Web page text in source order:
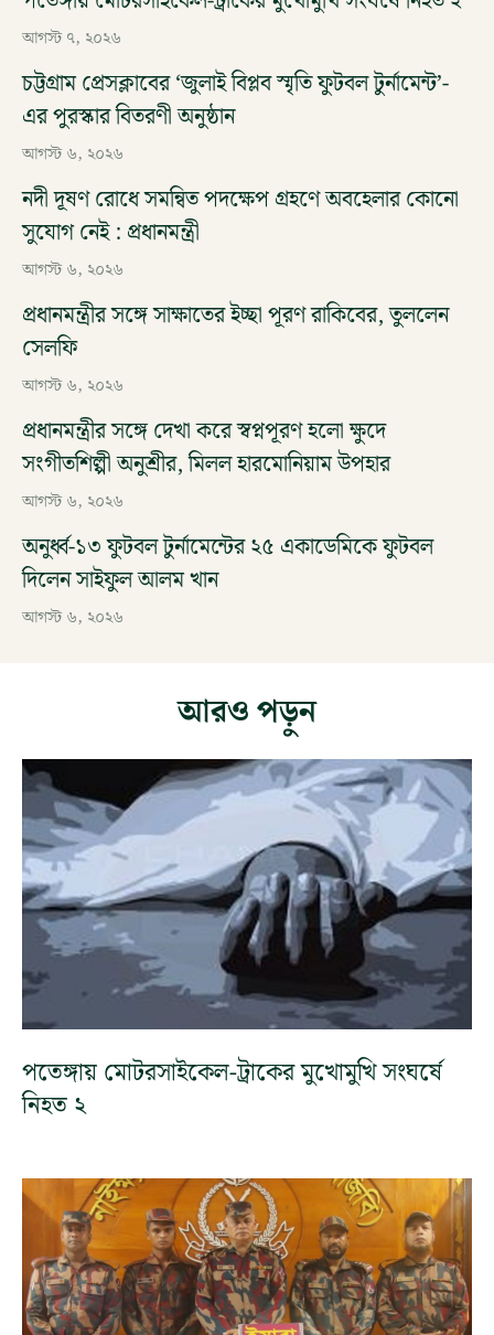
আগস্ট ৭, ২০২৬
চট্টগ্রাম প্রেসক্লাবের ‘জুলাই বিপ্লব স্মৃতি ফুটবল টুর্নামেন্ট’-
এর পুরস্কার বিতরণী অনুষ্ঠান
আগস্ট ৬, ২০২৬
নদী দূষণ রোধে সমন্বিত পদক্ষেপ গ্রহণে অবহেলার কোনো
সুযোগ নেই : প্রধানমন্ত্রী
আগস্ট ৬, ২০২৬
প্রধানমন্ত্রীর সঙ্গে সাক্ষাতের ইচ্ছা পূরণ রাকিবের, তুললেন
সেলফি
আগস্ট ৬, ২০২৬
প্রধানমন্ত্রীর সঙ্গে দেখা করে স্বপ্নপূরণ হলো ক্ষুদে
সংগীতশিল্পী অনুশ্রীর, মিলল হারমোনিয়াম উপহার
আগস্ট ৬, ২০২৬
অনুর্ধ্ব-১৩ ফুটবল টুর্নামেন্টের ২৫ একাডেমিকে ফুটবল
দিলেন সাইফুল আলম খান
আগস্ট ৬, ২০২৬
আরও পড়ুন
পতেঙ্গায় মোটরসাইকেল-ট্রাকের মুখোমুখি সংঘর্ষে
নিহত ২